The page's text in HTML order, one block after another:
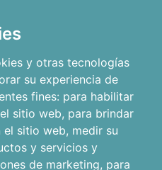
y otras tecnologías
su experiencia de
fines: para habilitar
sitio web, para brindar
el sitio web, medir su
y servicios y
de marketing, para